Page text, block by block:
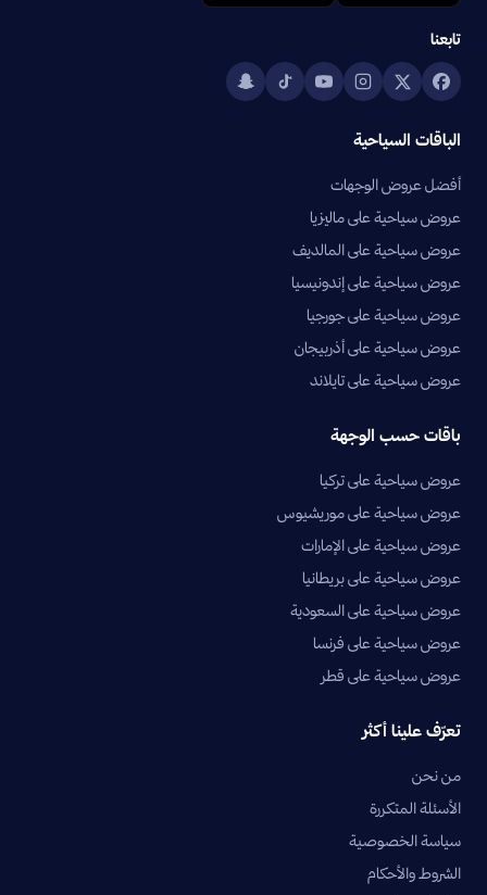
تابعنا
الباقات السياحية
أفضل عروض الوجهات
عروض سياحية على ماليزيا
عروض سياحية على المالديف
عروض سياحية على إندونيسيا
عروض سياحية على جورجيا
عروض سياحية على أذربيجان
عروض سياحية على تايلاند
باقات حسب الوجهة
عروض سياحية على تركيا
عروض سياحية على موريشيوس
عروض سياحية على الإمارات
عروض سياحية على بريطانيا
عروض سياحية على السعودية
عروض سياحية على فرنسا
عروض سياحية على قطر
تعرّف علينا أكثر
من نحن
الأسئلة المتكررة
سياسة الخصوصية
الشروط والأحكام